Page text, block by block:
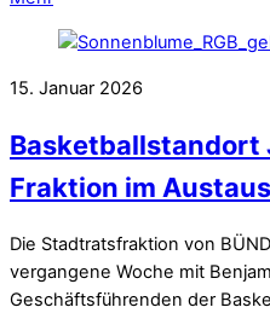
15. Januar 2026
Basketballstandort
Fraktion im
Die Stadtratsfraktion von
vergangene Woche mit
Geschäftsführenden der